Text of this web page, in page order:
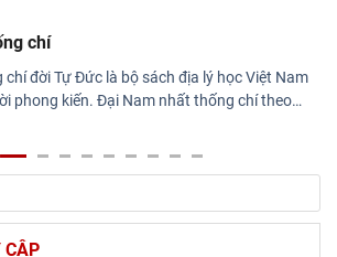
chí
đời Tự Đức là bộ sách địa lý học Việt Nam
phong kiến. Đại Nam nhất thống chí theo…
CẬP